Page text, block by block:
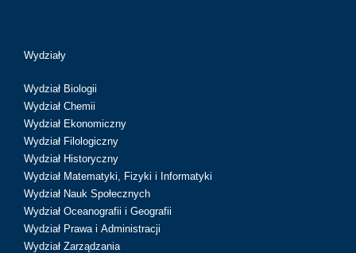
Wydziały
Wydział Biologii
Wydział Chemii
Wydział Ekonomiczny
Wydział Filologiczny
Wydział Historyczny
Wydział Matematyki, Fizyki i Informatyki
Wydział Nauk Społecznych
Wydział Oceanografii i Geografii
Wydział Prawa i Administracji
Wydział Zarządzania